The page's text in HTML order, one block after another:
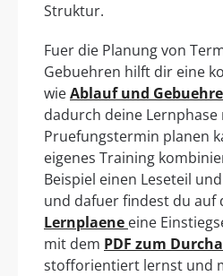
Struktur.
Fuer die Planung von
Gebuehren hilft dir eine
wieAblauf und
dadurch deine
Pruefungstermin planen
eigenes Training
Beispiel einen Leseteil
und dafuer findest du auf
Lernplaene eine
mit dem PDF zum
stofforientiert lernst und